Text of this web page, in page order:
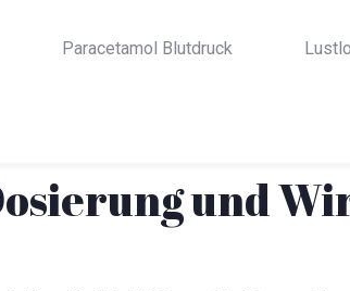
Paracetamol Blutdruck
und